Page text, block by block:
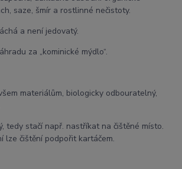
saze, šmír a rostlinné nečistoty.
a není jedovatý.
za „kominické mýdlo“.
materiálům, biologicky odbouratelný,
tedy stačí např. nastříkat na čištěné místo.
lze čištění podpořit kartáčem.